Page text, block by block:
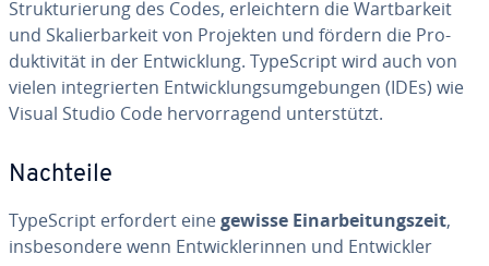
Struk­tu­rie­rung des Codes, er­leich­tern die Wart­bar­keit
und Ska­lier­bar­keit von Projekten und fördern die Pro­
duk­ti­vi­tät in der Ent­wick­lung. Ty­pe­Script wird auch von
vielen in­te­grier­ten Ent­wick­lungs­um­ge­bun­gen (IDEs) wie
Visual Studio Code her­vor­ra­gend un­ter­stützt.
Nachteile
Ty­pe­Script erfordert einegewisse Ein­ar­bei­tungs­zeit,
ins­be­son­de­re wenn Ent­wick­le­rin­nen und Ent­wick­ler